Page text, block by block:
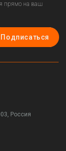
прямо на ваш
Подписаться
Россия